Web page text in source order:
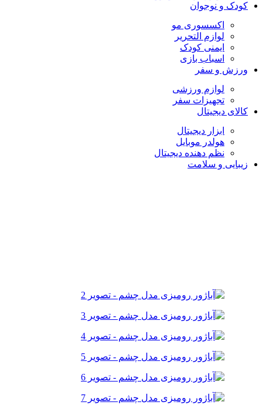
کودک و نوجوان
اکسسوری مو
لوازم التحریر
ایمنی کودک
اسباب بازی
ورزش و سفر
لوازم ورزشی
تجهیزات سفر
کالای دیجیتال
ابزار دیجیتال
هولدر موبایل
نظم دهنده دیجیتال
زیبایی و سلامت